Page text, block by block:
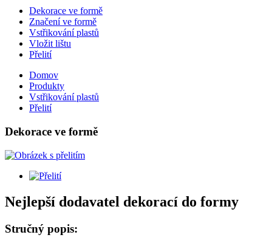
Dekorace ve formě
Značení ve formě
Vstřikování plastů
Vložit lištu
Přelití
Domov
Produkty
Vstřikování plastů
Přelití
Dekorace ve formě
Nejlepší dodavatel dekorací do formy
Stručný popis: